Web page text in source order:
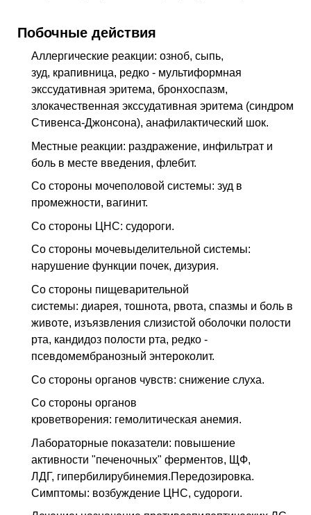
Побочные действия
Аллергические реакции: озноб, сыпь,
зуд, крапивница, редко - мультиформная
экссудативная эритема, бронхоспазм,
злокачественная экссудативная эритема (синдром
Стивенса-Джонсона), анафилактический шок.
Местные реакции: раздражение, инфильтрат и
боль в месте введения, флебит.
Со стороны мочеполовой системы: зуд в
промежности, вагинит.
Со стороны ЦНС: судороги.
Со стороны мочевыделительной системы:
нарушение функции почек, дизурия.
Со стороны пищеварительной
системы: диарея, тошнота, рвота, спазмы и боль в
животе, изъязвления слизистой оболочки полости
рта, кандидоз полости рта, редко -
псевдомембранозный энтероколит.
Со стороны органов чувств: снижение слуха.
Со стороны органов
кроветворения: гемолитическая анемия.
Лабораторные показатели: повышение
активности "печеночных" ферментов, ЩФ,
ЛДГ, гипербилирубинемия.Передозировка.
Симптомы: возбуждение ЦНС, судороги.